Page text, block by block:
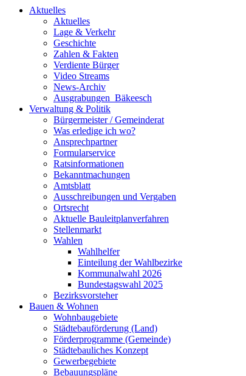
Aktuelles
Aktuelles
Lage & Verkehr
Geschichte
Zahlen & Fakten
Verdiente Bürger
Video Streams
News-Archiv
Ausgrabungen_Bäkeesch
Verwaltung & Politik
Bürgermeister / Gemeinderat
Was erledige ich wo?
Ansprechpartner
Formularservice
Ratsinformationen
Bekanntmachungen
Amtsblatt
Ausschreibungen und Vergaben
Ortsrecht
Aktuelle Bauleitplanverfahren
Stellenmarkt
Wahlen
Wahlhelfer
Einteilung der Wahlbezirke
Kommunalwahl 2026
Bundestagswahl 2025
Bezirksvorsteher
Bauen & Wohnen
Wohnbaugebiete
Städtebauförderung (Land)
Förderprogramme (Gemeinde)
Städtebauliches Konzept
Gewerbegebiete
Bebauungspläne